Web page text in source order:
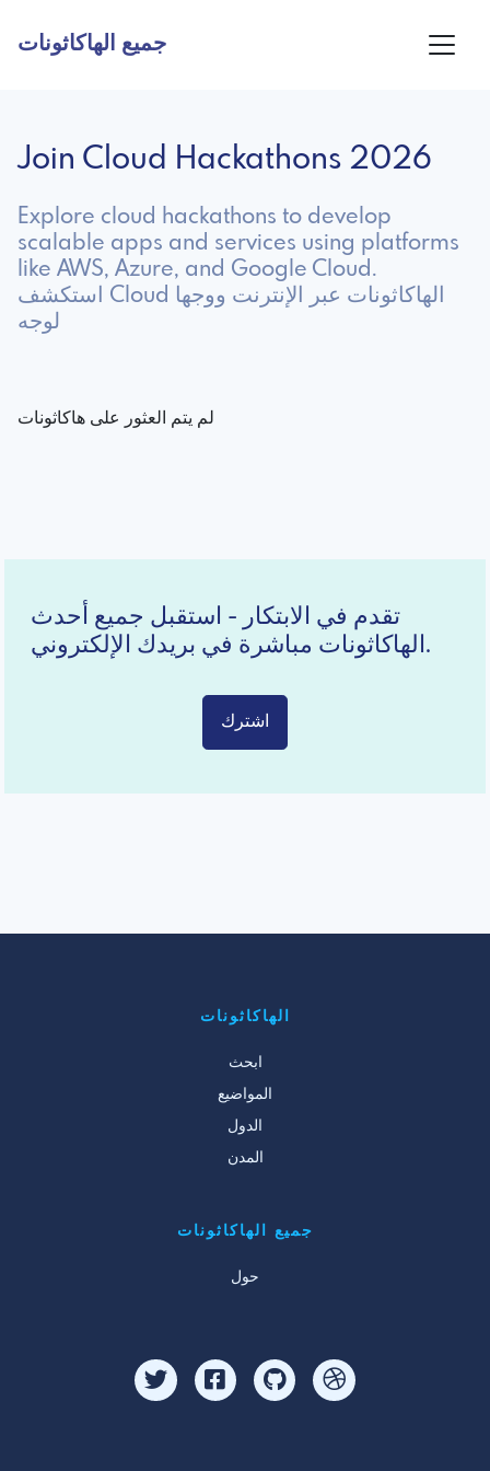
جميع الهاكاثونات
Join Cloud Hackathons 2026
Explore cloud hackathons to develop
scalable apps and services using platforms
like AWS, Azure, and Google Cloud.
استكشف Cloud الهاكاثونات عبر الإنترنت ووجها
لوجه
لم يتم العثور على هاكاثونات
تقدم في الابتكار - استقبل جميع أحدث
الهاكاثونات مباشرة في بريدك الإلكتروني.
اشترك
الهاكاثونات
ابحث
المواضيع
الدول
المدن
جميع الهاكاثونات
حول